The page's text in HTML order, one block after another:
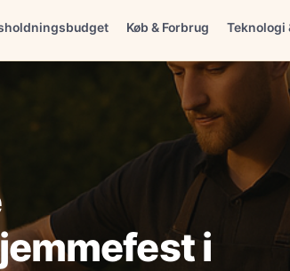
Køb & Forbrug Teknologi
i